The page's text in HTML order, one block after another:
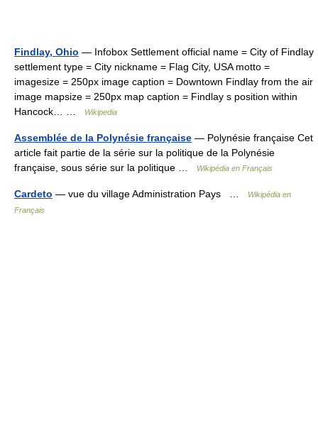
Findlay, Ohio — Infobox Settlement official name = City of Findlay
settlement type = City nickname = Flag City, USA motto =
imagesize = 250px image caption = Downtown Findlay from the air
image mapsize = 250px map caption = Findlay s position within
Hancock… …
Wikipedia
Assemblée de la Polynésie française — Polynésie française Cet
article fait partie de la série sur la politique de la Polynésie
française, sous série sur la politique …
Wikipédia en Français
Cardeto — vue du village Administration Pays …
Wikipédia en
Français